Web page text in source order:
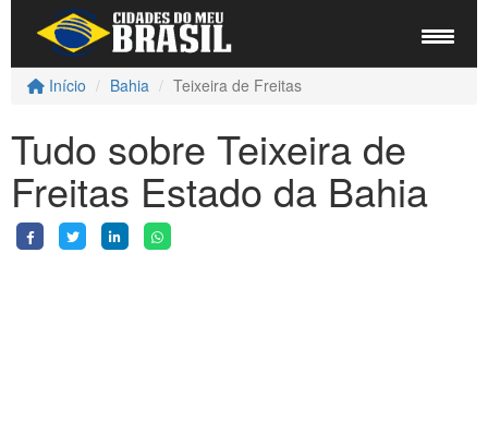
Início Bahia Teixeira de Freitas
Tudo sobre Teixeira de
Freitas Estado da Bahia